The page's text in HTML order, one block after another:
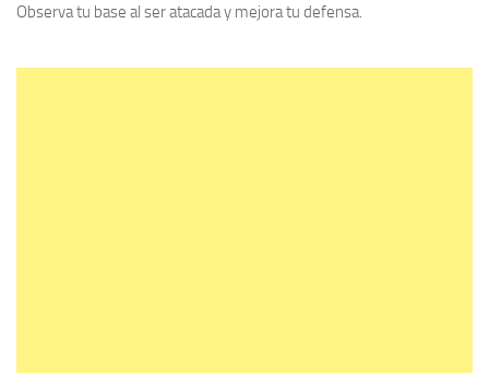
Observa tu base al ser atacada y mejora tu defensa.